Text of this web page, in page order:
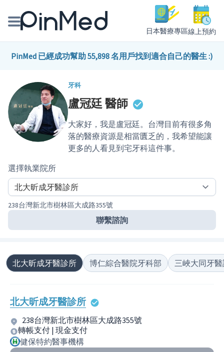
日本醫療專區線上預約
線上預約醫師、院所
醫師專欄專訪
健康主題館
我是醫療人員
PinMed 已經成功幫助 55,898 名用戶找到適合自己的醫生 :)
牙科
盧冠廷醫師
大家好，我是盧冠廷。台灣目前有很多角
落的醫療資源是相當匱乏的，我希望能讓
更多的人看見到宅牙科這件事。
選擇執業院所
238台灣新北市樹林區大成路355號
聯繫諮詢
北大昕成牙醫診所 博仁綜合醫院牙科部 三峽大同牙
北大昕成牙醫診所
238台灣新北市樹林區大成路355號
轉帳支付 | 現金支付
健保特約醫事機構